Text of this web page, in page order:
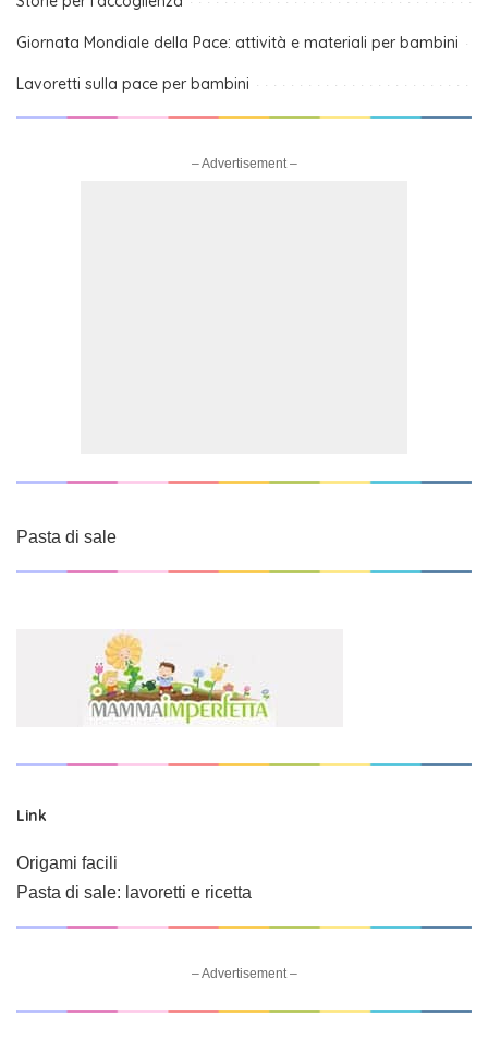
Giornata Mondiale della Pace: attività e materiali per bambini
Lavoretti sulla pace per bambini
– Advertisement –
Pasta di sale
Link
Origami facili
Pasta di sale: lavoretti e ricetta
– Advertisement –